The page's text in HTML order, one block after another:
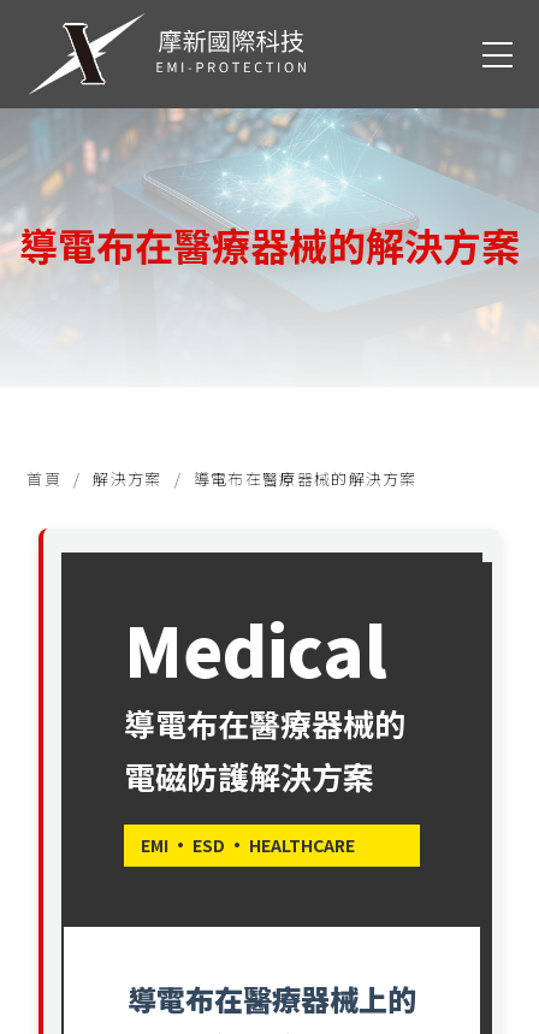
導電布在醫療器械的解決方案
首頁 解決方案 導電布在醫療器械的解決方案
Medical
導電布在醫療器械的
電磁防護解決方案
EMI · ESD · HEALTHCARE
導電布在醫療器械上的